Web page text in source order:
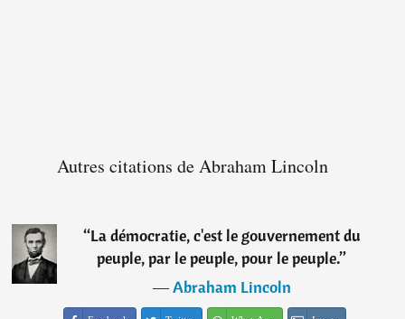
Autres citations de Abraham Lincoln
“La démocratie, c'est le gouvernement du
peuple, par le peuple, pour le peuple.”
―Abraham Lincoln